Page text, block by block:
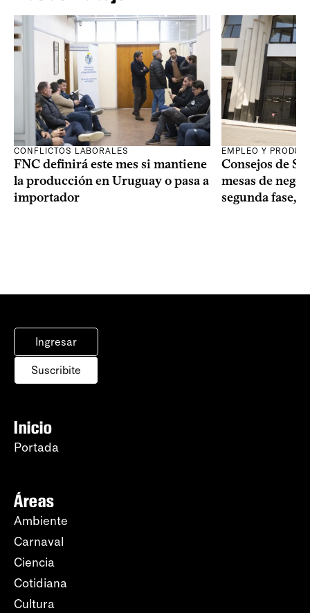
CONFLICTOS LABORALES
FNC definirá este mes si mantiene
la producción en Uruguay o pasa a
importador
EMPLEO Y
Consejos de
mesas de
segunda fase,
Ingresar
Suscribite
Inicio
Portada
Áreas
Ambiente
Carnaval
Ciencia
Cotidiana
Cultura